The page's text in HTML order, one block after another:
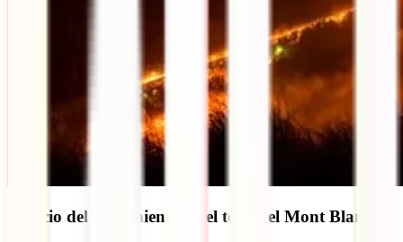
¿Precio del alojamiento en el tour del Mont Blanc?